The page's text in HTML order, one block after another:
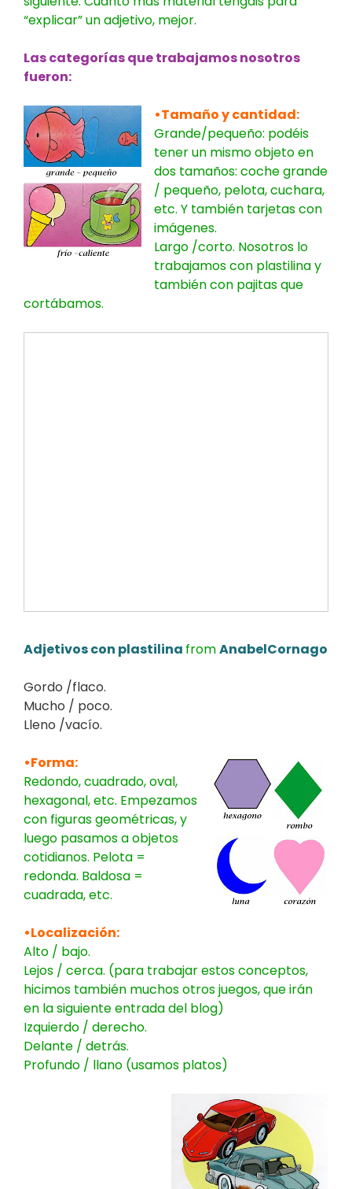
“explicar” un adjetivo, mejor.
Las categorías que trabajamos nosotros
fueron:
•Tamaño y cantidad:
Grande/pequeño: podéis
tener un mismo objeto en
dos tamaños: coche grande
/ pequeño, pelota, cuchara,
etc. Y también tarjetas con
imágenes.
Largo /corto. Nosotros lo
trabajamos con plastilina y
también con pajitas que
cortábamos.
Adjetivos con plastilina fromAnabelCornago
Gordo /flaco.
Mucho / poco.
Lleno /vacío.
•Forma:
Redondo, cuadrado, oval,
hexagonal, etc. Empezamos
con figuras geométricas, y
luego pasamos a objetos
cotidianos. Pelota =
redonda. Baldosa =
cuadrada, etc.
•Localización:
Alto / bajo.
Lejos / cerca. (para trabajar estos conceptos,
hicimos también muchos otros juegos, que irán
en la siguiente entrada del blog)
Izquierdo / derecho.
Delante / detrás.
Profundo / llano (usamos platos)